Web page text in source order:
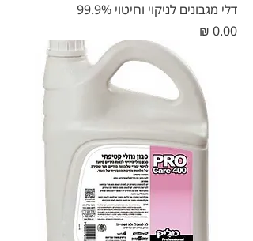
דלי מגבונים לניקוי וחיטוי 99.9%
מחיר